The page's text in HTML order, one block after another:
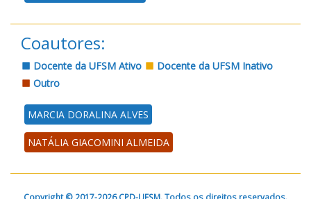
Coautores:
Docente da UFSM Ativo
Docente da UFSM Inativo
Outro
MARCIA DORALINA ALVES
NATÁLIA GIACOMINI ALMEIDA